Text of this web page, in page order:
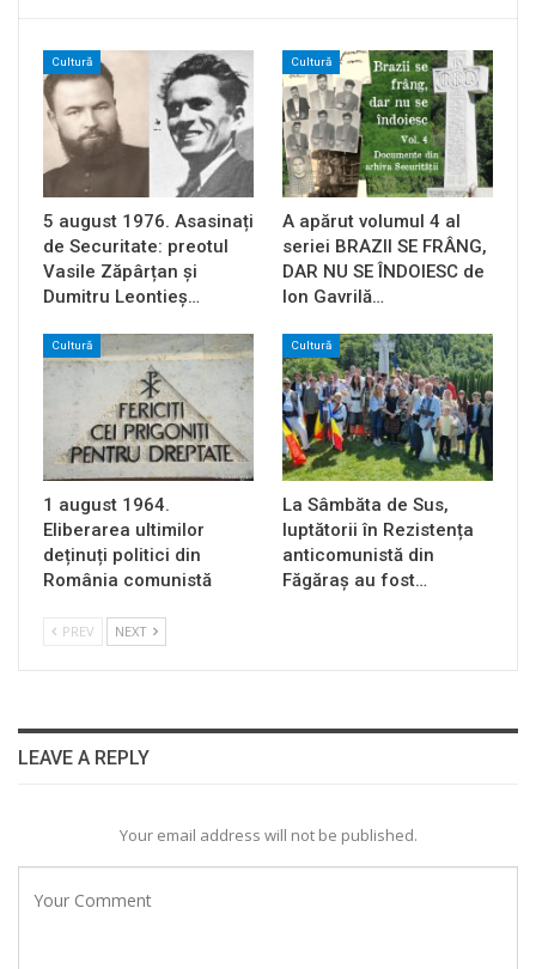
Cultură
5 august 1976. Asasinați
de Securitate: preotul
Vasile Zăpârțan și
Dumitru Leontieș…
Cultură
A apărut volumul 4 al
seriei BRAZII SE FRÂNG,
DAR NU SE ÎNDOIESC de
Ion Gavrilă…
Cultură
1 august 1964.
Eliberarea ultimilor
deținuți politici din
România comunistă
Cultură
La Sâmbăta de Sus,
luptătorii în Rezistența
anticomunistă din
Făgăraș au fost…
PREV NEXT
LEAVE A REPLY
Your email address will not be published.